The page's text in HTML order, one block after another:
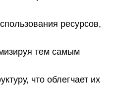
ресурсов,
тем самым
что облегчает их